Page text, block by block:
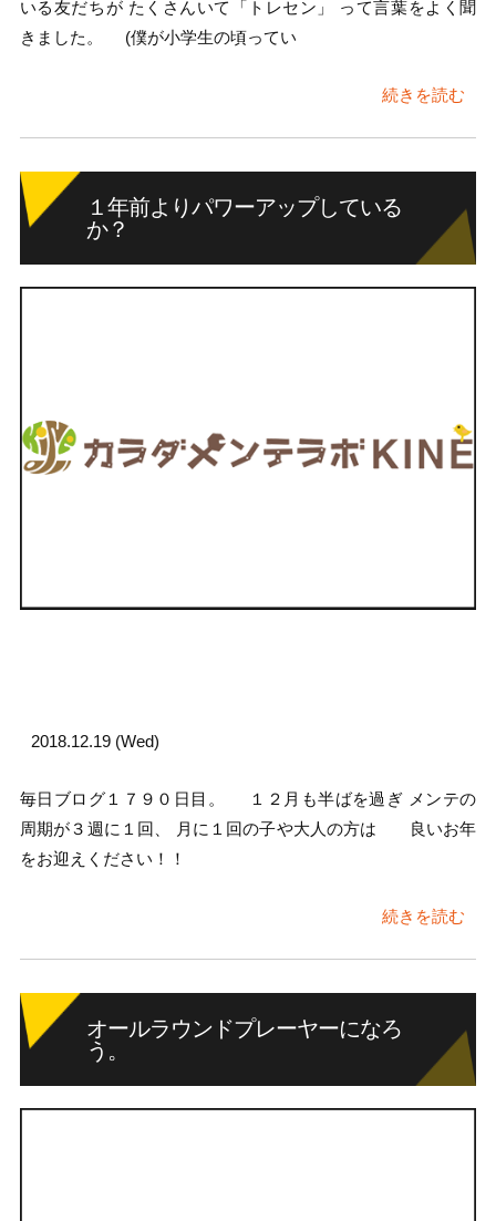
いる友だちが たくさんいて「トレセン」 って言葉をよく聞
きました。 (僕が小学生の頃ってい
続きを読む
１年前よりパワーアップしている
か？
2018.12.19 (Wed)
毎日ブログ１７９０日目。 １２月も半ばを過ぎ メンテの
周期が３週に１回、 月に１回の子や大人の方は 良いお年
をお迎えください！！
続きを読む
オールラウンドプレーヤーになろ
う。